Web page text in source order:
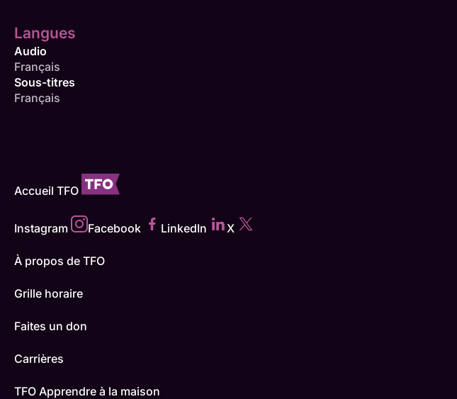
Langues
Audio
Français
Sous-titres
Français
Accueil TFO
Instagram Facebook LinkedIn X
À propos de TFO
Grille horaire
Faites un don
Carrières
TFO Apprendre à la maison